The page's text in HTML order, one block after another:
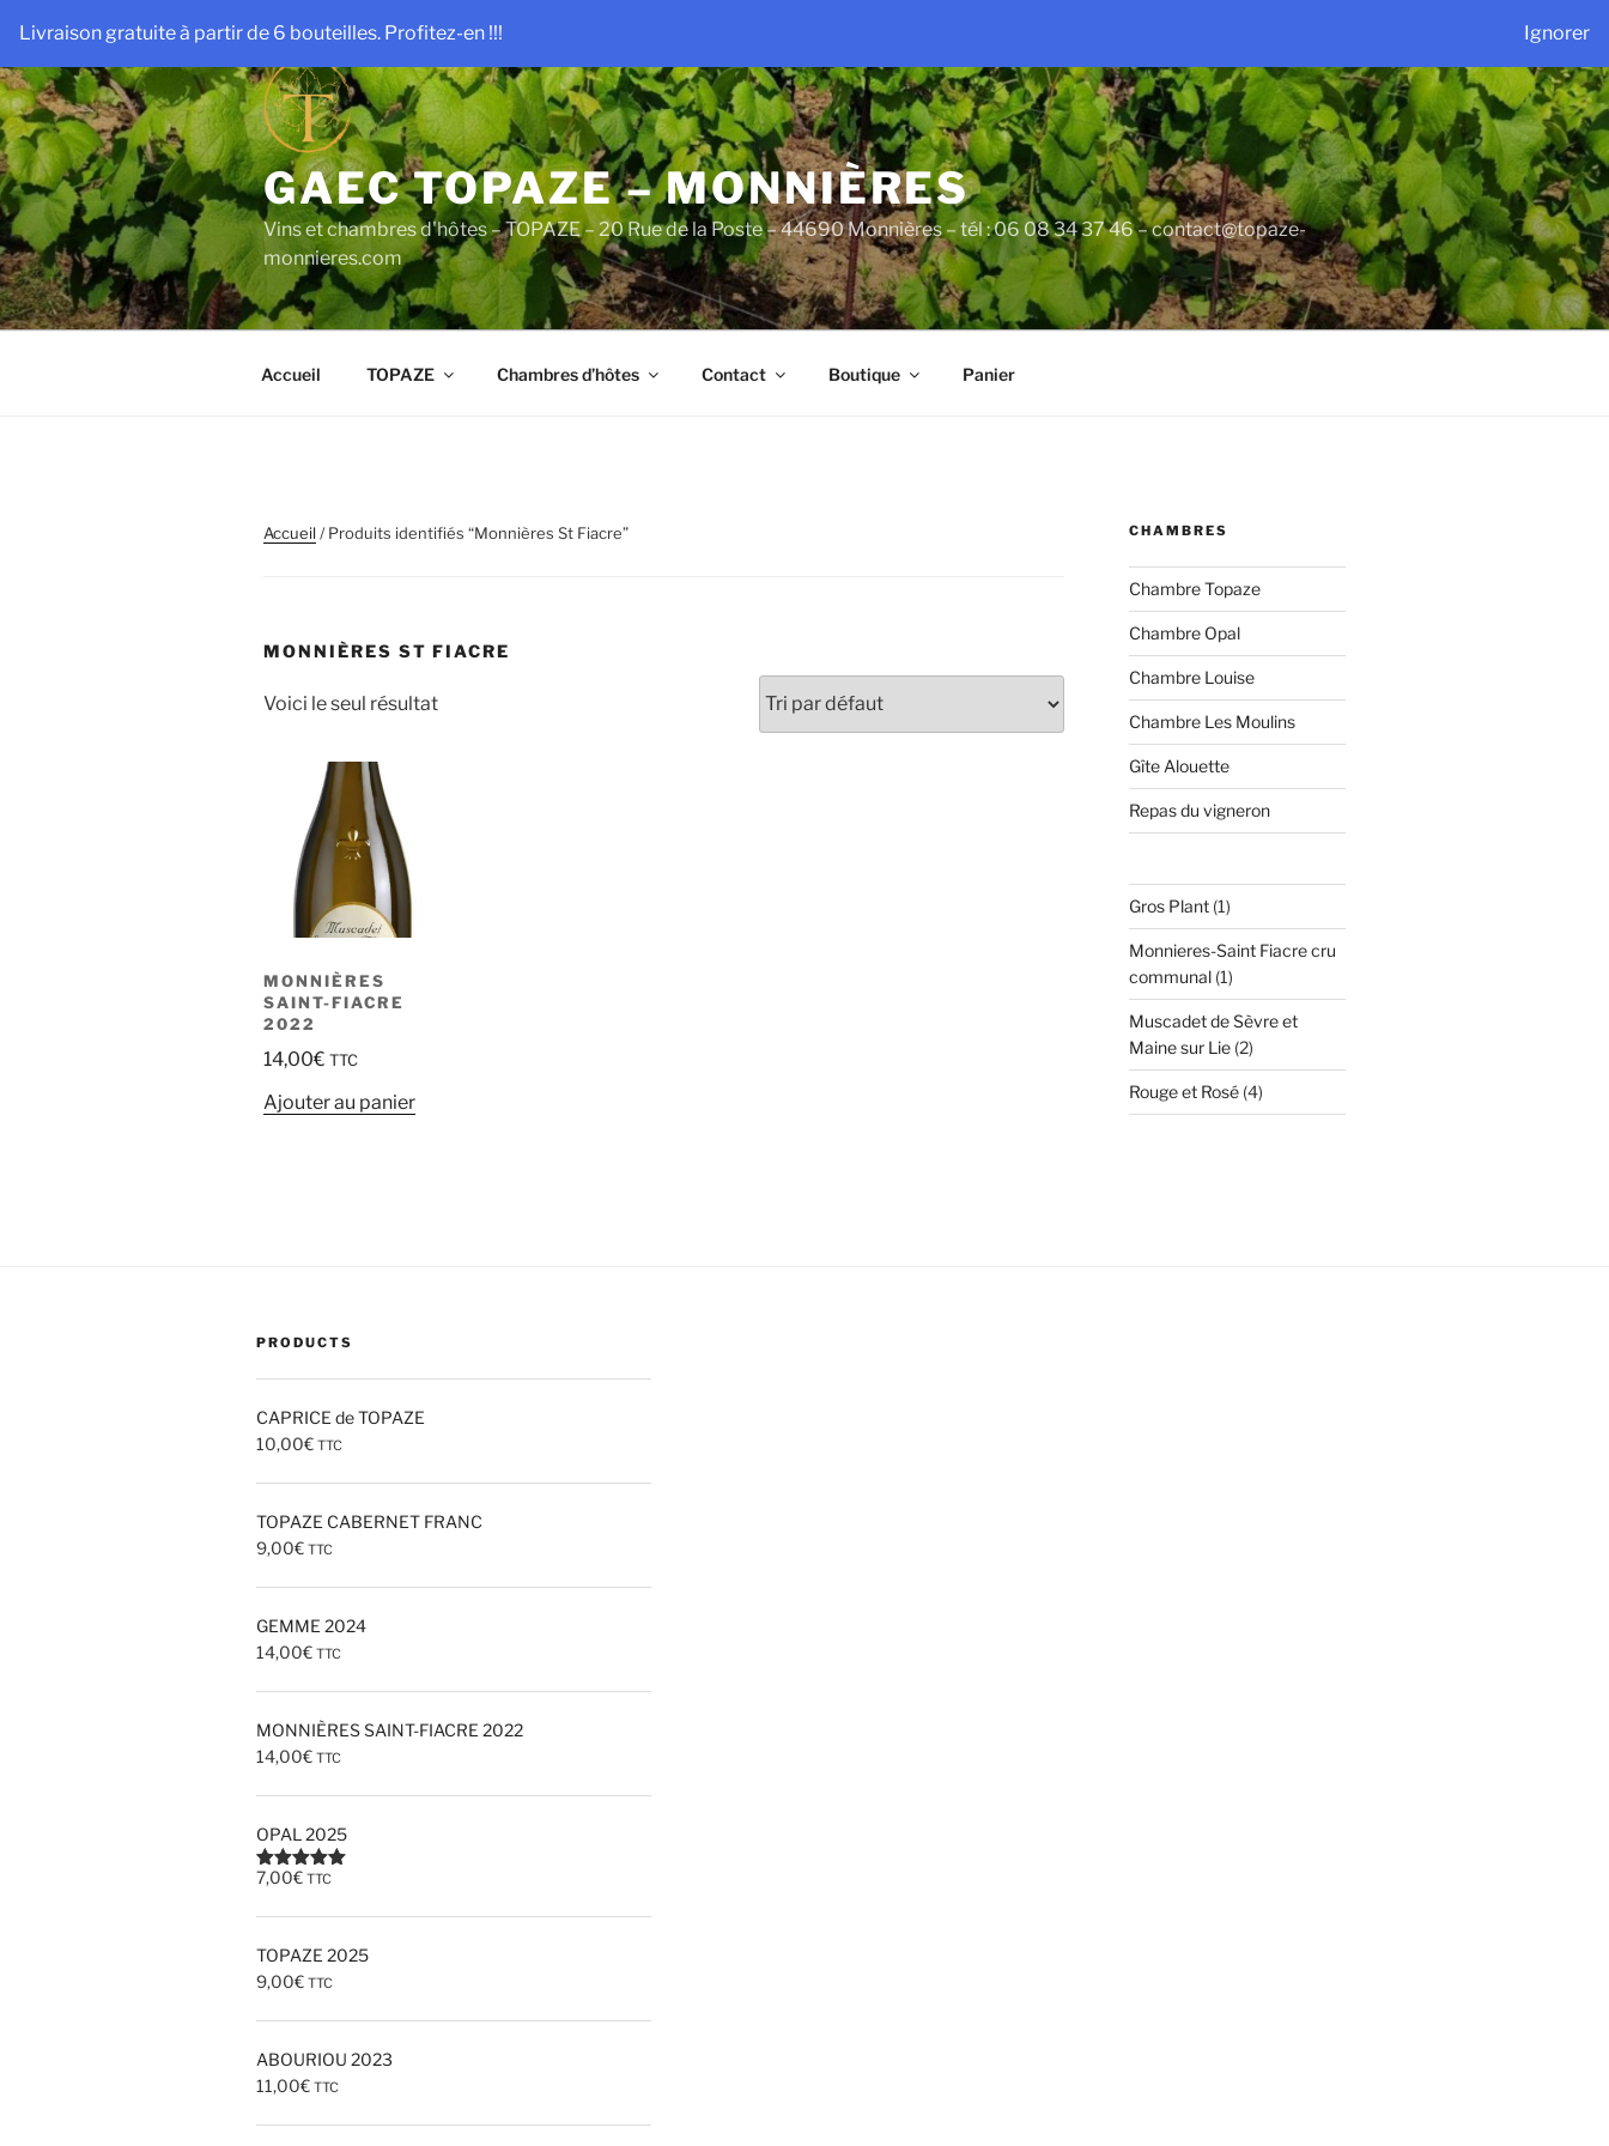
Livraison gratuite à partir de 6 bouteilles. Profitez-en !!! Ignorer
contenu
principal
GAEC TOPAZE – MONNIÈRES
Vins et chambres d'hôtes – TOPAZE – 20 Rue de la Poste – 44690 Monnières – tél : 06 08 34 37 46 – contact@topaze-
monnieres.com
Accueil TOPAZE Chambres d’hôtes Contact Boutique Panier
Accueil/ Produits identifiés “Monnières St Fiacre”
MONNIÈRES ST FIACRE
Voici le seul résultat
MONNIÈRES
SAINT-FIACRE
2022
14,00€ TTC
Ajouter au panier
CHAMBRES
Chambre Topaze
Chambre Opal
Chambre Louise
Chambre Les Moulins
Gîte Alouette
Repas du vigneron
Gros Plant 11
produit
Monnieres-Saint Fiacre cru
communal 11
produit
Muscadet de Sèvre et
Maine sur Lie 22
produits
Rouge et Rosé 44
produits
PRODUCTS
CAPRICE de TOPAZE
10,00€ TTC
TOPAZE CABERNET FRANC
9,00€ TTC
GEMME 2024
14,00€ TTC
MONNIÈRES SAINT-FIACRE 2022
14,00€ TTC
OPAL 2025
Note5.00
7,00€ TTC
TOPAZE 2025
9,00€ TTC
ABOURIOU 2023
11,00€ TTC